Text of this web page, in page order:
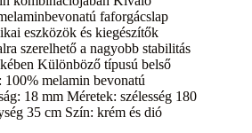
faforgácslap
eszközök és kiegészítők
szerelhető a nagyobb stabilitás
Különböző típusú belső
melamin bevonatú
18 mm Méretek: szélesség 180
35 cm Szín: krém és dió